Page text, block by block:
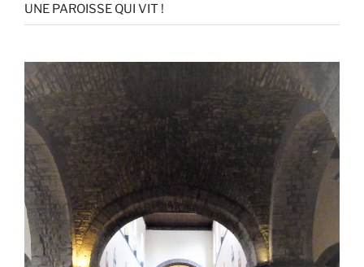
UNE PAROISSE QUI VIT !